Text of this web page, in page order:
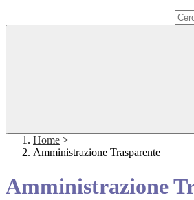
Home >
Amministrazione Trasparente
Amministrazione